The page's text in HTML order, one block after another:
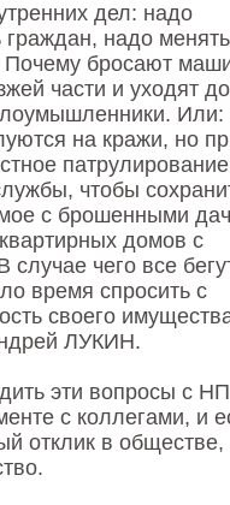
дел: надо
граждан, надо менять
Почему бросают
части и уходят
Или:
на кражи, но
чтобы
с брошенными
домов с
чего все
время спросить с
своего
ЛУКИН.
эти вопросы с
с коллегами, и
отклик в обществе,